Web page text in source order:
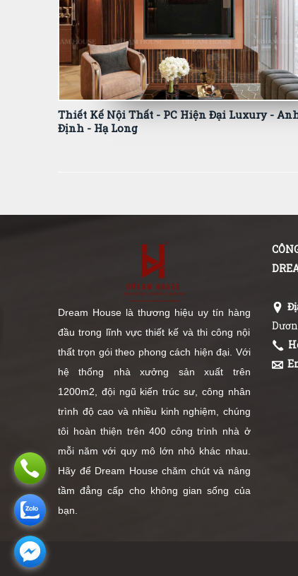
Thiết Kế Nội Thất - PC Hiện Đại Luxury -
Định - Hạ Long
Dream House là thương hiệu uy tín hàng
đầu trong lĩnh vực thiết kế và thi công nội
thất trọn gói theo phong cách hiện đại. Với
hệ thống nhà xưởng sản xuất trên
1200m2, đội ngũ kiến trúc sư, công nhân
trình độ cao và nhiều kinh nghiệm, chúng
tôi hoàn thiện trên 400 công trình nhà ở
mỗi năm với quy mô lớn nhỏ khác nhau.
Hãy để Dream House chăm chút và nâng
tầm đẳng cấp cho không gian sống của
bạn.